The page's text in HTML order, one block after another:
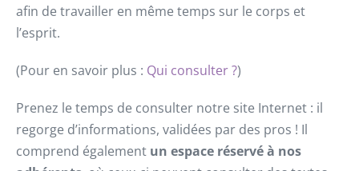
afin de travailler en même temps sur le corps et
l’esprit.
(Pour en savoir plus : Qui consulter ?)
Prenez le temps de consulter notre site Internet : il
regorge d’informations, validées par des pros ! Il
comprend également un espace réservé à nos